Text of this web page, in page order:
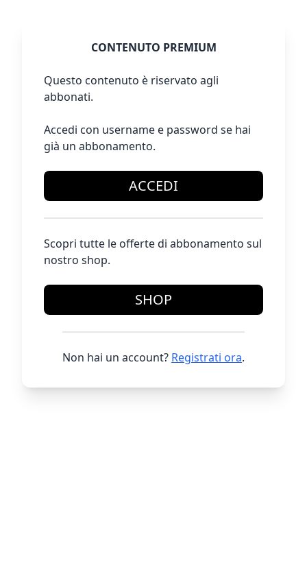
CONTENUTO PREMIUM
Questo contenuto è riservato agli
abbonati.
Accedi con username e password se hai
già un abbonamento.
ACCEDI
Scopri tutte le offerte di abbonamento sul
nostro shop.
SHOP
Non hai un account? Registrati ora.